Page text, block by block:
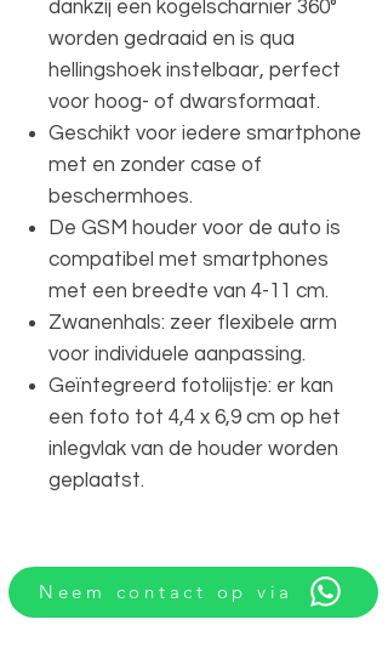
dankzij een kogelscharnier 360°
worden gedraaid en is qua
hellingshoek instelbaar, perfect
voor hoog- of dwarsformaat.
Geschikt voor iedere smartphone
met en zonder case of
beschermhoes.
De GSM houder voor de auto is
compatibel met smartphones
met een breedte van 4-11 cm.
Zwanenhals: zeer flexibele arm
voor individuele aanpassing.
Geïntegreerd fotolijstje: er kan
een foto tot 4,4 x 6,9 cm op het
inlegvlak van de houder worden
geplaatst.
Neem contact op via